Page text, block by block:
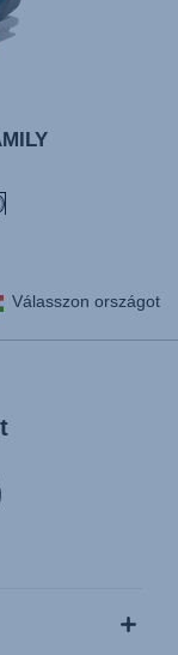
Válasszon országot